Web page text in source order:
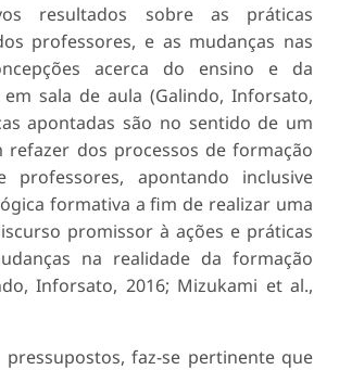
resultados sobre as práticas
professores, e as mudanças nas
acerca do ensino e da
sala de aula (Galindo, Inforsato,
apontadas são no sentido de um
refazer dos processos de formação
professores, apontando inclusive
formativa a fim de realizar uma
promissor à ações e práticas
na realidade da formação
Inforsato, 2016; Mizukami et al.,
pressupostos, faz-se pertinente que